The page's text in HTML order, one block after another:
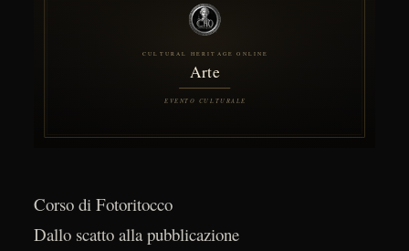
Corso di Fotoritocco
Dallo scatto alla pubblicazione